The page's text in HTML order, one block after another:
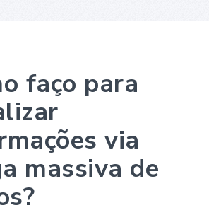
faço para
via
massiva de